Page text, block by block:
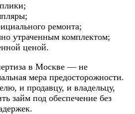
ремонта;
утраченным комплектом;
ценой.
в Москве — не
мера предосторожности.
и продавцу, и владельцу,
займ под обеспечение без